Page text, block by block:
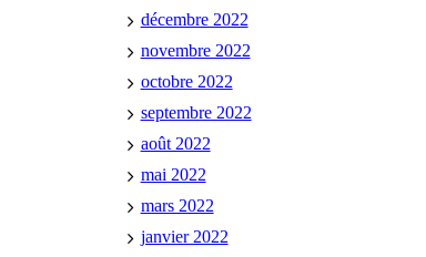
décembre 2022
novembre 2022
octobre 2022
septembre 2022
août 2022
mai 2022
mars 2022
janvier 2022